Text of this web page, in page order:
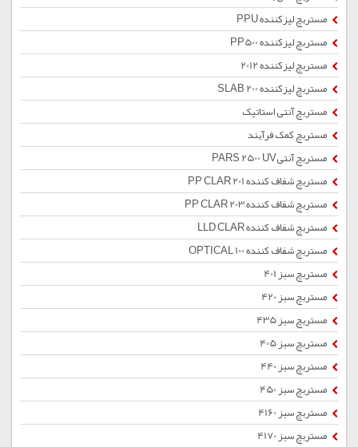
مستربچ لیزکننده PPU
مستربچ لیزکننده PP500
مستربچ لیزکننده 2012
مستربچ لیزکننده SLAB 200
مستربچ آنتی استاتیک
مستربچ کمک فرآیند
مستربچ آنتیPARS 2500 UV
مستربچ شفاف کننده PP CLAR 201
مستربچ شفاف کننده PP CLAR 203
مستربچ شفاف کننده LLD CLAR
مستربچ شفاف کننده OPTICAL 100
مستربچ سبز 401
مستربچ سبز 420
مستربچ سبز 435
مستربچ سبز 405
مستربچ سبز 440
مستربچ سبز 450
مستربچ سبز 4160
مستربچ سبز 4170